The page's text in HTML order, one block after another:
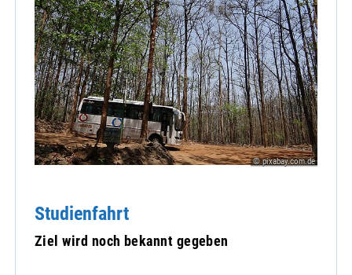
© pixabay.com.de
Studienfahrt
Ziel wird noch bekannt gegeben